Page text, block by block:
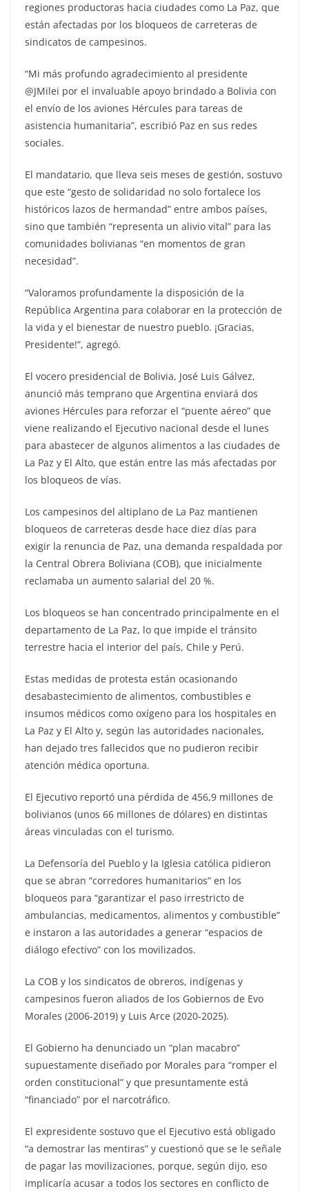
regiones productoras hacia ciudades como La Paz, que
están afectadas por los bloqueos de carreteras de
sindicatos de campesinos.
“Mi más profundo agradecimiento al presidente
@JMilei por el invaluable apoyo brindado a Bolivia con
el envío de los aviones Hércules para tareas de
asistencia humanitaria”, escribió Paz en sus redes
sociales.
El mandatario, que lleva seis meses de gestión, sostuvo
que este “gesto de solidaridad no solo fortalece los
históricos lazos de hermandad” entre ambos países,
sino que también “representa un alivio vital” para las
comunidades bolivianas “en momentos de gran
necesidad”.
“Valoramos profundamente la disposición de la
República Argentina para colaborar en la protección de
la vida y el bienestar de nuestro pueblo. ¡Gracias,
Presidente!”, agregó.
El vocero presidencial de Bolivia, José Luis Gálvez,
anunció más temprano que Argentina enviará dos
aviones Hércules para reforzar el “puente aéreo” que
viene realizando el Ejecutivo nacional desde el lunes
para abastecer de algunos alimentos a las ciudades de
La Paz y El Alto, que están entre las más afectadas por
los bloqueos de vías.
Los campesinos del altiplano de La Paz mantienen
bloqueos de carreteras desde hace diez días para
exigir la renuncia de Paz, una demanda respaldada por
la Central Obrera Boliviana (COB), que inicialmente
reclamaba un aumento salarial del 20 %.
Los bloqueos se han concentrado principalmente en el
departamento de La Paz, lo que impide el tránsito
terrestre hacia el interior del país, Chile y Perú.
Estas medidas de protesta están ocasionando
desabastecimiento de alimentos, combustibles e
insumos médicos como oxígeno para los hospitales en
La Paz y El Alto y, según las autoridades nacionales,
han dejado tres fallecidos que no pudieron recibir
atención médica oportuna.
El Ejecutivo reportó una pérdida de 456,9 millones de
bolivianos (unos 66 millones de dólares) en distintas
áreas vinculadas con el turismo.
La Defensoría del Pueblo y la Iglesia católica pidieron
que se abran “corredores humanitarios” en los
bloqueos para “garantizar el paso irrestricto de
ambulancias, medicamentos, alimentos y combustible”
e instaron a las autoridades a generar “espacios de
diálogo efectivo” con los movilizados.
La COB y los sindicatos de obreros, indígenas y
campesinos fueron aliados de los Gobiernos de Evo
Morales (2006-2019) y Luis Arce (2020-2025).
El Gobierno ha denunciado un “plan macabro”
supuestamente diseñado por Morales para “romper el
orden constitucional” y que presuntamente está
“financiado” por el narcotráfico.
El expresidente sostuvo que el Ejecutivo está obligado
“a demostrar las mentiras” y cuestionó que se le señale
de pagar las movilizaciones, porque, según dijo, eso
implicaría acusar a todos los sectores en conflicto de